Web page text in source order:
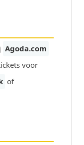
Agoda.com
voor
of